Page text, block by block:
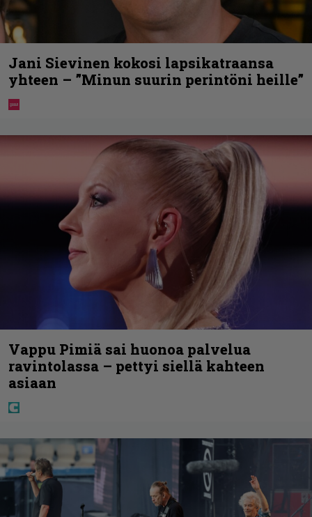
Jani Sievinen kokosi lapsikatraansa
yhteen – ”Minun suurin perintöni heille”
Vappu Pimiä sai huonoa palvelua
ravintolassa – pettyi siellä kahteen
asiaan